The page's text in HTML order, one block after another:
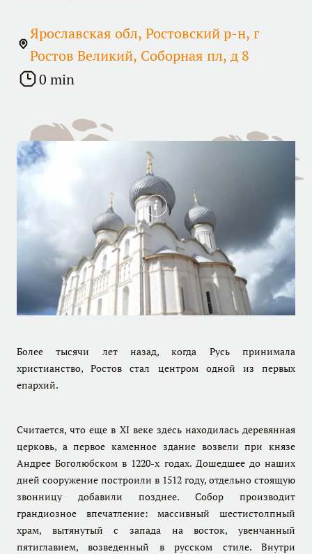
Ярославская обл, Ростовский р-н, г
Ростов Великий, Соборная пл, д 8
0 min
Более тысячи лет назад, когда Русь принимала
христианство, Ростов стал центром одной из первых
епархий.
Считается, что еще в XI веке здесь находилась деревянная
церковь, а первое каменное здание возвели при князе
Андрее Боголюбском в 1220-х годах. Дошедшее до наших
дней сооружение построили в 1512 году, отдельно стоящую
звонницу добавили позднее. Собор производит
грандиозное впечатление: массивный шестистолпный
храм, вытянутый с запада на восток, увенчанный
пятиглавием, возведенный в русском стиле. Внутри